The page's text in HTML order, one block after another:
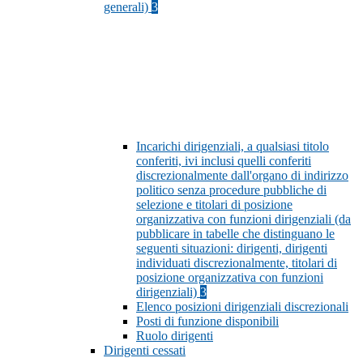
generali) 3
Incarichi dirigenziali, a qualsiasi titolo
conferiti, ivi inclusi quelli conferiti
discrezionalmente dall'organo di indirizzo
politico senza procedure pubbliche di
selezione e titolari di posizione
organizzativa con funzioni dirigenziali (da
pubblicare in tabelle che distinguano le
seguenti situazioni: dirigenti, dirigenti
individuati discrezionalmente, titolari di
posizione organizzativa con funzioni
dirigenziali) 3
Elenco posizioni dirigenziali discrezionali
Posti di funzione disponibili
Ruolo dirigenti
Dirigenti cessati